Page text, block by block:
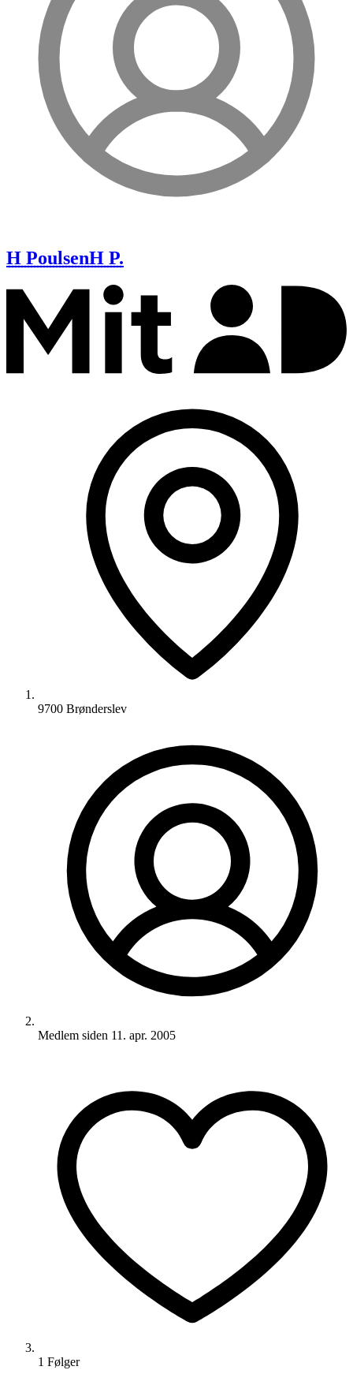
H PoulsenH P.
9700 Brønderslev
Medlem siden 11. apr. 2005
1 Følger